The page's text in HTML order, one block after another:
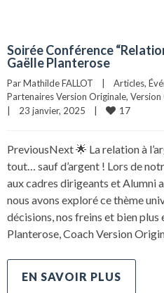
Soirée Conférence
Gaëlle Planterose
Par Mathilde FALLOT Articles,
Partenaires Version Originale, Version
23 janvier, 2025 17
PreviousNext 🌟 La relation à
tout… sauf d’argent ! Lors de
aux cadres dirigeants et Alumni
nous avons exploré ce thème
décisions, nos freins et bien plus
Planterose, Coach Version
EN SAVOIR PLUS